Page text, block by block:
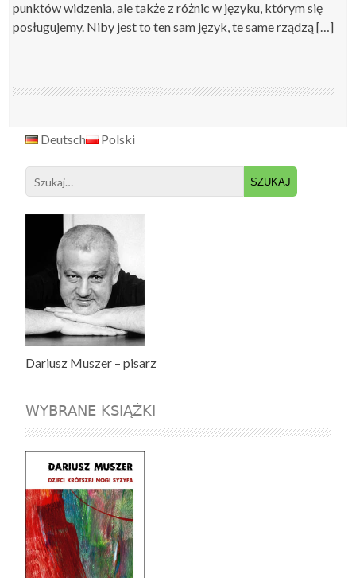
punktów widzenia, ale także z różnic w języku, którym się
posługujemy. Niby jest to ten sam język, te same rządzą […]
Deutsch Polski
Search
for:
Dariusz Muszer – pisarz
WYBRANE KSIĄŻKI